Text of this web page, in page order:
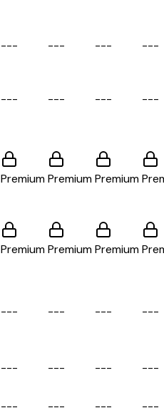
--- --- --- ---
--- --- --- ---
PremiumPremiumPremium
PremiumPremiumPremium
--- --- --- ---
--- --- --- ---
--- --- --- ---